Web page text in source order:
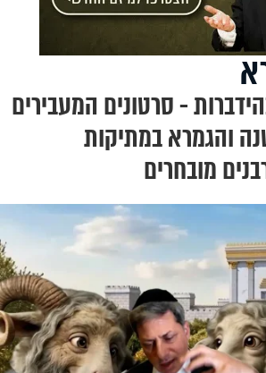
- סרטונים המעבירים
והגמרא במתיקות
מובחרים